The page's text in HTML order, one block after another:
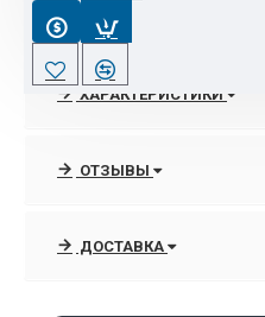
designjet Z2100/Z3100
ХАРАКТЕРИСТИКИ
ОТЗЫВЫ
ДОСТАВКА